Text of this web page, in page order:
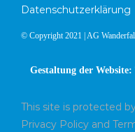
Datenschutzerklärung
© Copyright 2021 | AG
Gestaltung der Website:
This site is protected
Privacy Policy and